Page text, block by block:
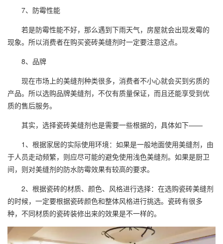
7、防霉性能
若是防霉性能不好，那么遇到下雨天气，房屋就会出现发霉的
现象。所以消费者在购买瓷砖美缝剂时一定要注意这点。
8、品牌
现在市场上的美缝剂种类很多，消费者不小心就会买到劣质的
产品。所以选购品牌美缝剂，不仅有质量保证，而且还能享受到优
质的售后服务。
其实，选择瓷砖美缝剂也是需要一些根据的，具体如下——
1、根据家居的实际使用环境：如果是一般地面使用美缝剂，由
于人员走动频繁，则应尽可能的避免使用浅色美缝剂。如果是厨卫
间，则对美缝剂的防水防霉效果有较高的要求。
2、根据瓷砖的材质、颜色、风格进行选择：在选购瓷砖美缝剂
的时候，一定要根据瓷砖颜色和整体风格进行挑选。瓷砖有很多
种，不同材质的瓷砖装修出来的效果是不一样的。